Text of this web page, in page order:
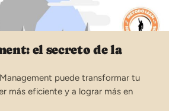
el secreto de la
puede transformar tu
más eficiente y a lograr más en